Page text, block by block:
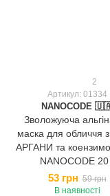
2
Артикул: 01334
NANOCODE
Зволожуюча
маска для обличчя
АРГАНИ та
NANOCODE 20
53 грн 59 грн
В наявності